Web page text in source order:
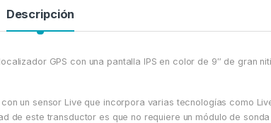
Descripción
GPS con una pantalla IPS en color de 9″ de gran
un sensor Live que incorpora varias tecnologías como
de este transductor es que no requiere un módulo de